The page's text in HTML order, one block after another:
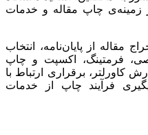
زمینه‌ی چاپ مقاله و خدمات
از پایان‌نامه، انتخاب
فرمتینگ، اکسپت و چاپ
کاورلتر، برقراری ارتباط با
فرآیند چاپ از خدمات